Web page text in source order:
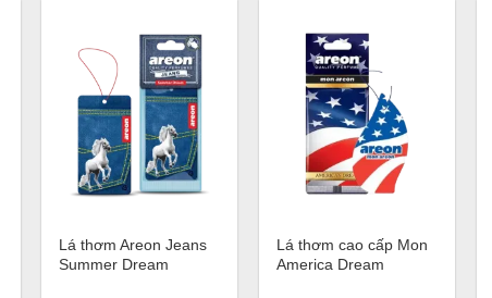
Lá thơm Areon Jeans
Summer Dream
Lá thơm cao cấp Mon
America Dream